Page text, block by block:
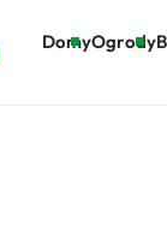
DomyOgrody